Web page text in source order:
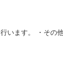
います。 ・その